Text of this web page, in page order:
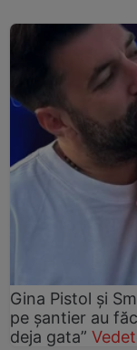
Gina Pistol și
pe șantier au
deja gata”